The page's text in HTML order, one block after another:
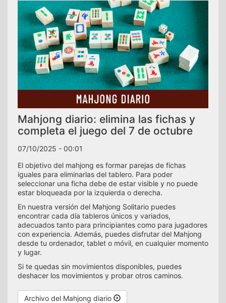
Mahjong diario: elimina las fichas y
completa el juego del 7 de octubre
07/10/2025 - 00:01
El objetivo del mahjong es formar parejas de fichas
iguales para eliminarlas del tablero. Para poder
seleccionar una ficha debe de estar visible y no puede
estar bloqueada por la izquierda o derecha.
En nuestra versión del Mahjong Solitario puedes
encontrar cada día tableros únicos y variados,
adecuados tanto para principiantes como para jugadores
con experiencia. Además, puedes disfrutar del Mahjong
desde tu ordenador, tablet o móvil, en cualquier momento
y lugar.
Si te quedas sin movimientos disponibles, puedes
deshacer los movimientos y probar otros caminos.
Archivo del Mahjong diario